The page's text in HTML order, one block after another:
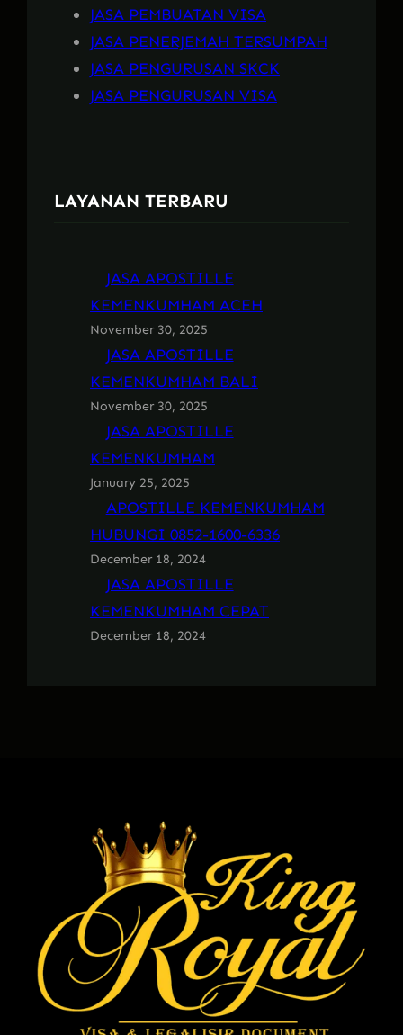
JASA PEMBUATAN VISA
JASA PENERJEMAH TERSUMPAH
JASA PENGURUSAN SKCK
JASA PENGURUSAN VISA
LAYANAN TERBARU
JASA APOSTILLE
KEMENKUMHAM ACEH
November 30, 2025
JASA APOSTILLE
KEMENKUMHAM BALI
November 30, 2025
JASA APOSTILLE
KEMENKUMHAM
January 25, 2025
APOSTILLE KEMENKUMHAM
HUBUNGI 0852-1600-6336
December 18, 2024
JASA APOSTILLE
KEMENKUMHAM CEPAT
December 18, 2024